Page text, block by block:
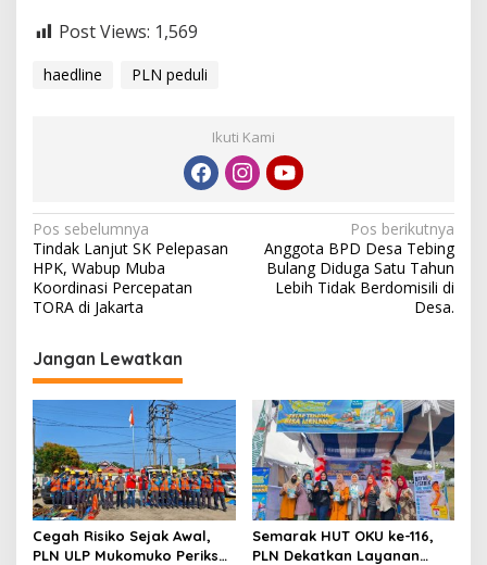
Post Views: 1,569
haedline PLN peduli
Ikuti Kami
N
a
v
i
g
a
s
i
p
o
s
Pos sebelumnya
Tindak Lanjut SK Pelepasan
HPK, Wabup Muba
Koordinasi Percepatan
TORA di Jakarta
Pos berikutnya
Anggota BPD Desa Tebing
Bulang Diduga Satu Tahun
Lebih Tidak Berdomisili di
Desa.
Jangan Lewatkan
Cegah Risiko Sejak Awal,
PLN ULP Mukomuko Periksa
Semarak HUT OKU ke-116,
PLN Dekatkan Layanan